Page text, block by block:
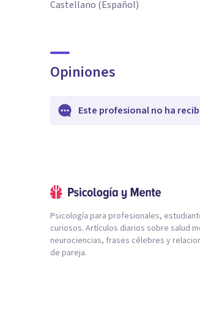
Castellano (Español)
Opiniones
Este profesional no ha
Psicología para profesionales,
curiosos. Artículos diarios sobre salud
neurociencias, frases célebres y
de pareja.